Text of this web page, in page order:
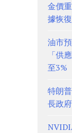
金價
據恢
油市
「供
至3%
特朗
長政